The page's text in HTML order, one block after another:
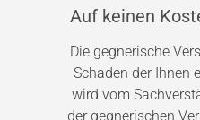
Auf keinen
Die gegnerische
Schaden der Ihnen
wird vom
der gegnerischen